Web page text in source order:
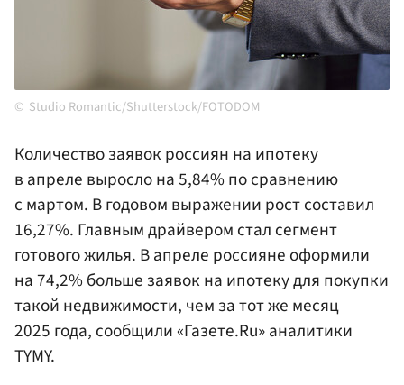
Studio Romantic/Shutterstock/FOTODOM
Количество заявок россиян на ипотеку
в апреле выросло на 5,84% по сравнению
с мартом. В годовом выражении рост составил
16,27%. Главным драйвером стал сегмент
готового жилья. В апреле россияне оформили
на 74,2% больше заявок на ипотеку для покупки
такой недвижимости, чем за тот же месяц
2025 года, сообщили «Газете.Ru» аналитики
TYMY.